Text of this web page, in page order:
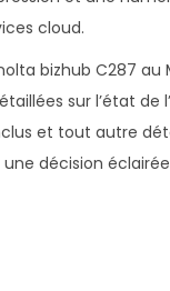
cloud.
bizhub C287 au
sur l’état de
et tout autre
décision